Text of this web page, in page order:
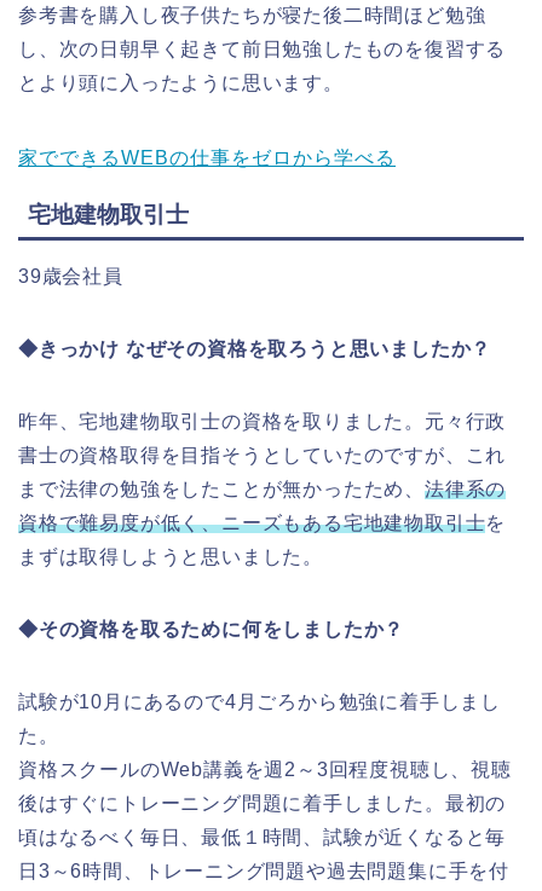
参考書を購入し夜子供たちが寝た後二時間ほど勉強
し、次の日朝早く起きて前日勉強したものを復習する
とより頭に入ったように思います。
家でできるWEBの仕事をゼロから学べる
宅地建物取引士
39歳会社員
◆きっかけ なぜその資格を取ろうと思いましたか？
昨年、宅地建物取引士の資格を取りました。元々行政
書士の資格取得を目指そうとしていたのですが、これ
まで法律の勉強をしたことが無かったため、 法律系の
資格で難易度が低く、ニーズもある宅地建物取引士を
まずは取得しようと思いました。
◆その資格を取るために何をしましたか？
試験が10月にあるので4月ごろから勉強に着手しまし
た。
資格スクールのWeb講義を週2～3回程度視聴し、視聴
後はすぐにトレーニング問題に着手しました。最初の
頃はなるべく毎日、最低１時間、試験が近くなると毎
日3～6時間、トレーニング問題や過去問題集に手を付